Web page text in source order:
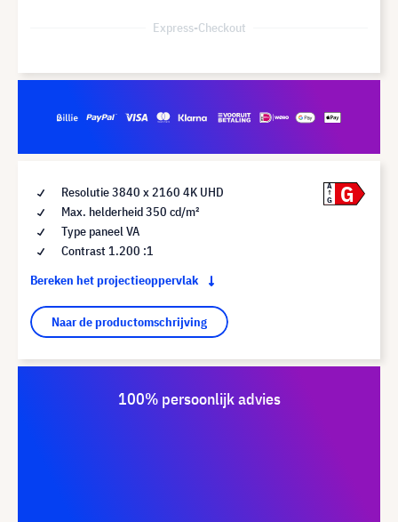
Express-Checkout
Resolutie 3840 x 2160 4K UHD
Max. helderheid 350 cd/m²
Type paneel VA
Contrast 1.200 :1
Bereken het projectieoppervlak
Naar de productomschrijving
A
G
G
100% persoonlijk advies